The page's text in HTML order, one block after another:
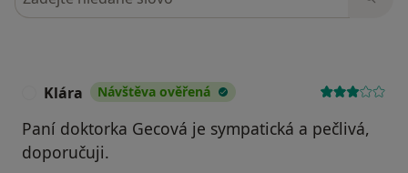
Klára Návštěva ověřená
Paní doktorka Gecová je sympatická a pečlivá,
doporučuji.